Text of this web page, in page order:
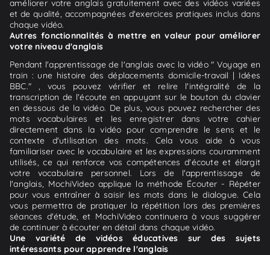
améliorer votre anglais gratuitement avec des vidéos variées
et de qualité, accompagnées d'exercices pratiques inclus dans
chaque vidéo.
Autres fonctionnalités à mettre en valeur pour améliorer
votre niveau d'anglais
Pendant l'apprentissage de l'anglais avec la vidéo " Voyage en
train : une histoire des déplacements domicile-travail | Idées
BBC." , vous pouvez vérifier et relire l'intégralité de la
transcription de l'écoute en appuyant sur le bouton du clavier
en dessous de la vidéo. De plus, vous pouvez rechercher des
mots vocabulaires et les enregistrer dans votre cahier
directement dans la vidéo pour comprendre le sens et le
contexte d'utilisation des mots. Cela vous aide à vous
familiariser avec le vocabulaire et les expressions couramment
utilisés, ce qui renforce vos compétences d'écoute et élargit
votre vocabulaire personnel. Lors de l'apprentissage de
l'anglais, MochiVideo applique la méthode Écouter - Répéter
pour vous entraîner à saisir les mots dans le dialogue. Cela
vous permettra de pratiquer la répétition lors des premières
séances d'étude, et MochiVideo continuera à vous suggérer
de continuer à écouter en détail dans chaque vidéo.
Une variété de vidéos éducatives sur des sujets
intéressants pour apprendre l'anglais